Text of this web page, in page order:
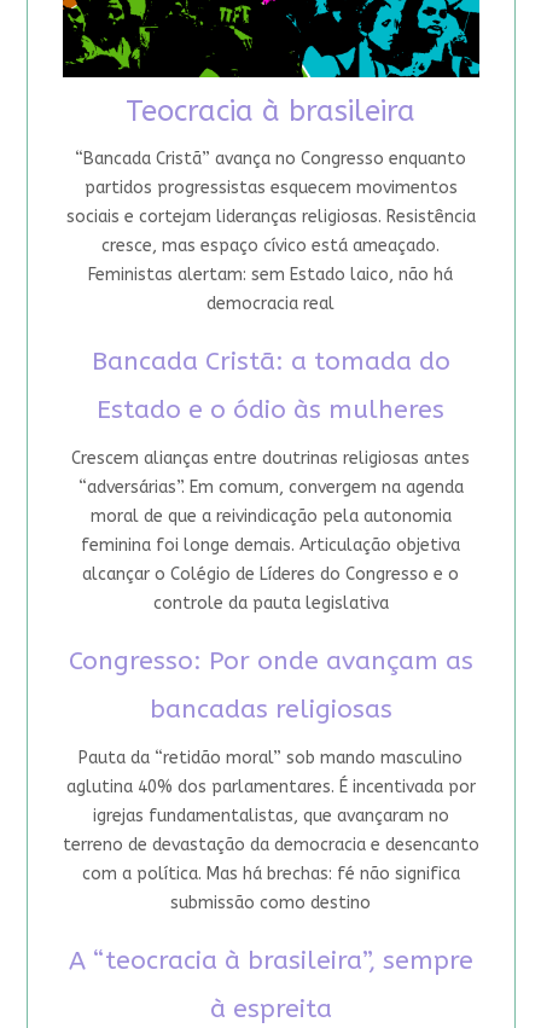
Teocracia à brasileira
“Bancada Cristã” avança no Congresso enquanto
partidos progressistas esquecem movimentos
sociais e cortejam lideranças religiosas. Resistência
cresce, mas espaço cívico está ameaçado.
Feministas alertam: sem Estado laico, não há
democracia real
Bancada Cristã: a tomada do
Estado e o ódio às mulheres
Crescem alianças entre doutrinas religiosas antes
“adversárias”. Em comum, convergem na agenda
moral de que a reivindicação pela autonomia
feminina foi longe demais. Articulação objetiva
alcançar o Colégio de Líderes do Congresso e o
controle da pauta legislativa
Congresso: Por onde avançam as
bancadas religiosas
Pauta da “retidão moral” sob mando masculino
aglutina 40% dos parlamentares. É incentivada por
igrejas fundamentalistas, que avançaram no
terreno de devastação da democracia e desencanto
com a política. Mas há brechas: fé não significa
submissão como destino
A “teocracia à brasileira”, sempre
à espreita